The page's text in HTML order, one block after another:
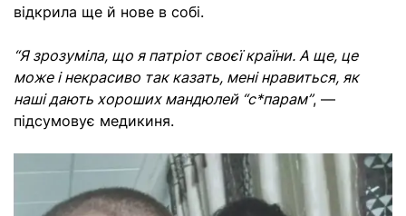
відкрила ще й нове в собі.
“Я зрозуміла, що я патріот своєї країни. А ще, це
може і некрасиво так казать, мені нравиться, як
наші дають хороших мандюлей “с*парам”, —
підсумовує медикиня.